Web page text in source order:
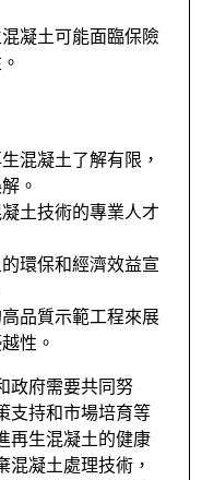
混凝土可能面臨保險
混凝土了解有限，
。
凝土技術的專業人才
的環保和經濟效益宣
高品質示範工程來展
性。
政府需要共同努
支持和市場培育等
再生混凝土的健康
混凝土處理技術，